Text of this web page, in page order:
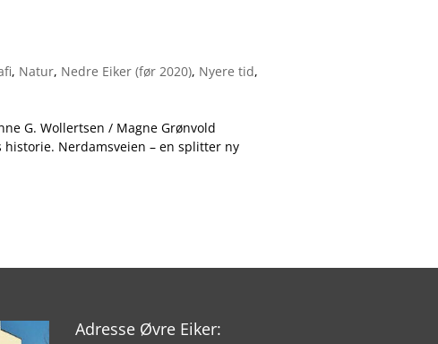
, Natur, Nedre Eiker (før 2020), Nyere tid,
G. Wollertsen / Magne Grønvold
Nerdamsveien – en splitter ny
Adresse Øvre Eiker: